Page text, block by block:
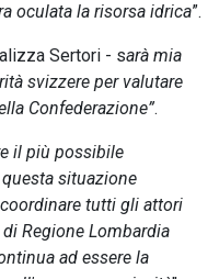
oculata la risorsa idrica”.
Sertori - sarà mia
svizzere per valutare
Confederazione”.
il più possibile
situazione
tutti gli attori
Regione Lombardia
ad essere la